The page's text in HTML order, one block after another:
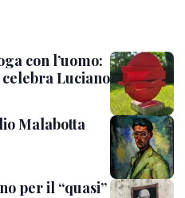
con l’uomo:
Luciano
Malabotta
per il “quasi”